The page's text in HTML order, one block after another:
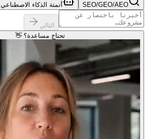
SEO/GEO/AEO أتمتة الذكاء الاصطناعي
التالي
تحتاج مساعدة؟ 👋